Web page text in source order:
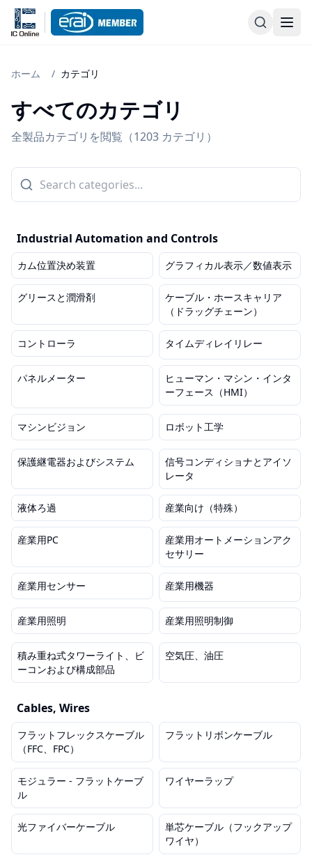
ホーム / カテゴリ
すべてのカテゴリ
全製品カテゴリを閲覧（1203 カテゴリ）
Industrial Automation and Controls
カム位置決め装置 グラフィカル表示／数値表示
グリースと潤滑剤
ケーブル・ホースキャリア
（ドラッグチェーン）
コントローラ タイムディレイリレー
パネルメーター
ヒューマン・マシン・インタ
ーフェース（HMI）
マシンビジョン ロボット工学
保護継電器およびシステム
信号コンディショナとアイソ
レータ
液体ろ過 産業向け（特殊）
産業用PC
産業用オートメーションアク
セサリー
産業用センサー 産業用機器
産業用照明 産業用照明制御
積み重ね式タワーライト、ビ
ーコンおよび構成部品
空気圧、油圧
Cables, Wires
フラットフレックスケーブル
（FFC、FPC）
フラットリボンケーブル
モジュラー - フラットケーブ
ル
ワイヤーラップ
光ファイバーケーブル
単芯ケーブル（フックアップ
ワイヤ）